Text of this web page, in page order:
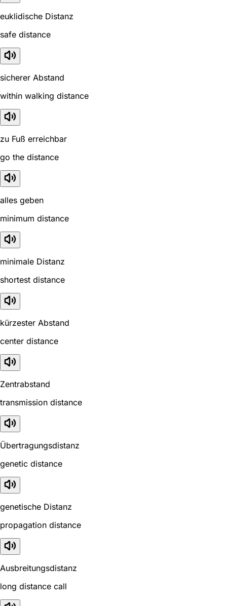
euklidische Distanz
safe distance
sicherer Abstand
within walking distance
zu Fuß erreichbar
go the distance
alles geben
minimum distance
minimale Distanz
shortest distance
kürzester Abstand
center distance
Zentrabstand
transmission distance
Übertragungsdistanz
genetic distance
genetische Distanz
propagation distance
Ausbreitungsdistanz
long distance call